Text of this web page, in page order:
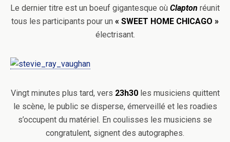
Le dernier titre est un boeuf gigantesque où Clapton réunit
tous les participants pour un « SWEET HOME CHICAGO »
électrisant.
Vingt minutes plus tard, vers 23h30les musiciens quittent
le scène, le public se disperse, émerveillé et les roadies
s’occupent du matériel. En coulisses les musiciens se
congratulent, signent des autographes.